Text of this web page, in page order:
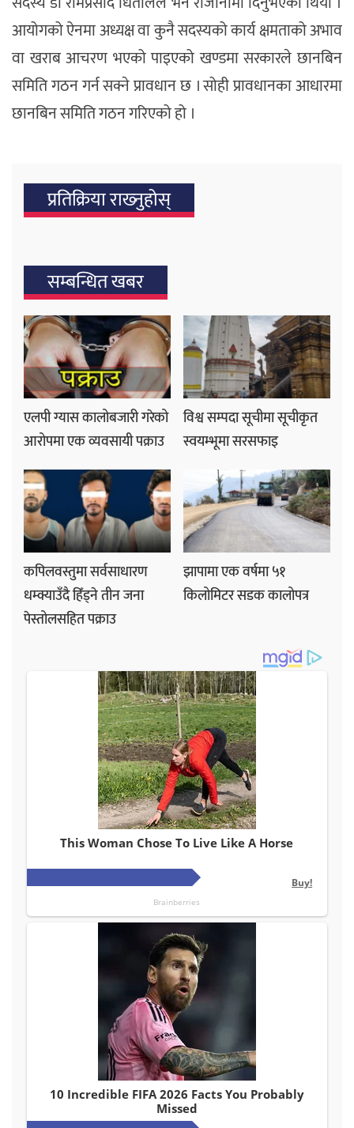
आयोगको ऐनमा अध्यक्ष वा कुनै सदस्यको कार्य क्षमताको अभाव
वा खराब आचरण भएको पाइएको खण्डमा सरकारले छानबिन
समिति गठन गर्न सक्ने प्रावधान छ । सोही प्रावधानका आधारमा
छानबिन समिति गठन गरिएको हो ।
प्रतिक्रिया राख्‍नुहोस्
सम्बन्धित खबर
एलपी ग्यास कालोबजारी गरेको
आरोपमा एक व्यवसायी पक्राउ
विश्व सम्पदा सूचीमा सूचीकृत
स्वयम्भूमा सरसफाइ
कपिलवस्तुमा सर्वसाधारण
धम्क्याउँदै हिँड्ने तीन जना
पेस्तोलसहित पक्राउ
झापामा एक वर्षमा ५१
किलोमिटर सडक कालोपत्र